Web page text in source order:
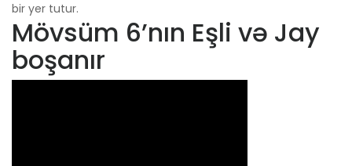
bir yer tutur.
Mövsüm 6’nın Eşli və Jay
boşanır